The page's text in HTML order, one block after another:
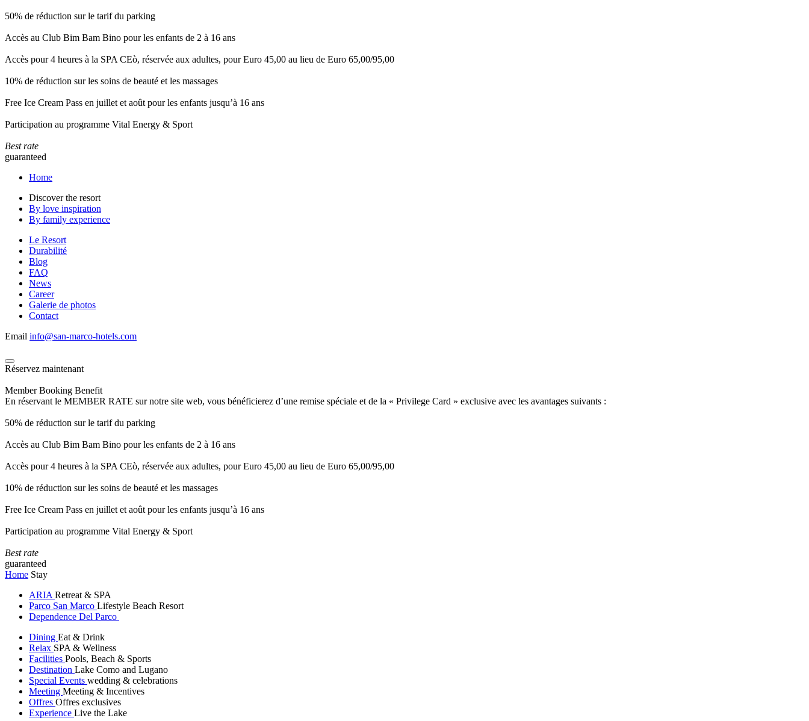
50% de réduction sur le tarif du parking
Accès au Club Bim Bam Bino pour les enfants de 2 à 16 ans
Accès pour 4 heures à la SPA CEò, réservée aux adultes, pour Euro 45,00 au lieu de Euro 65,00/95,00
10% de réduction sur les soins de beauté et les massages
Free Ice Cream Pass en juillet et août pour les enfants jusqu’à 16 ans
Participation au programme Vital Energy & Sport
Best rate
guaranteed
Home
Discover the resort
By love inspiration
By family experience
Le Resort
Durabilité
Blog
FAQ
News
Career
Galerie de photos
Contact
Email info@san-marco-hotels.com
Réservez maintenant
Member Booking Benefit
En réservant le MEMBER RATE sur notre site web, vous bénéficierez d’une remise spéciale et de la « Privilege Card » exclusive avec les avantages suivants :
50% de réduction sur le tarif du parking
Accès au Club Bim Bam Bino pour les enfants de 2 à 16 ans
Accès pour 4 heures à la SPA CEò, réservée aux adultes, pour Euro 45,00 au lieu de Euro 65,00/95,00
10% de réduction sur les soins de beauté et les massages
Free Ice Cream Pass en juillet et août pour les enfants jusqu’à 16 ans
Participation au programme Vital Energy & Sport
Best rate
guaranteed
Home Stay
ARIA Retreat & SPA
Parco San Marco Lifestyle Beach Resort
Dependence Del Parco
Dining Eat & Drink
Relax SPA & Wellness
Facilities Pools, Beach & Sports
Destination Lake Como and Lugano
Special Events wedding & celebrations
Meeting Meeting & Incentives
Offres Offres exclusives
Experience Live the Lake